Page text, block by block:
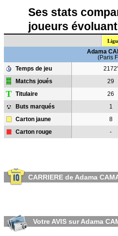
Ses stats
joueurs
Adama
(Paris
Temps de jeu
2172'
Matchs joués 29
T Titulaire 26
Buts marqués 1
Carton jaune 8
Carton rouge -
CARRIERE de Adama
Votre AVIS sur Adama